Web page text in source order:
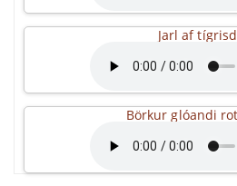
Jarl af
Börkur glóandi